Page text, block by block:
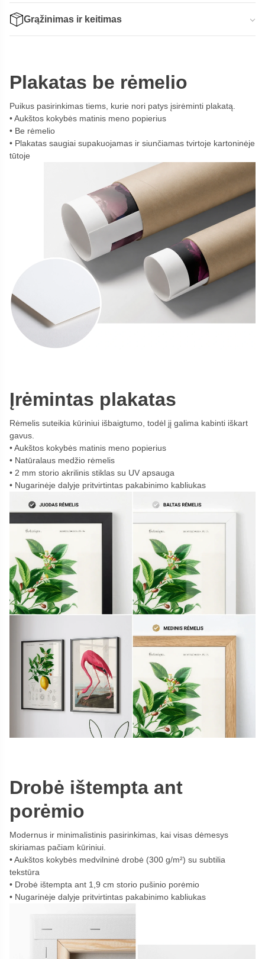
Grąžinimas ir keitimas
Plakatas be rėmelio
Puikus pasirinkimas tiems, kurie nori patys įsirėminti plakatą.
Aukštos kokybės matinis meno popierius
Be rėmelio
Plakatas saugiai supakuojamas ir siunčiamas tvirtoje kartoninėje
tūtoje
Įrėmintas plakatas
Rėmelis suteikia kūriniui išbaigtumo, todėl jį galima kabinti iškart
gavus.
Aukštos kokybės matinis meno popierius
Natūralaus medžio rėmelis
2 mm storio akrilinis stiklas su UV apsauga
Nugarinėje dalyje pritvirtintas pakabinimo kabliukas
Drobė ištempta ant
porėmio
Modernus ir minimalistinis pasirinkimas, kai visas dėmesys
skiriamas pačiam kūriniui.
Aukštos kokybės medvilninė drobė (300 g/m²) su subtilia
tekstūra
Drobė ištempta ant 1,9 cm storio pušinio porėmio
Nugarinėje dalyje pritvirtintas pakabinimo kabliukas